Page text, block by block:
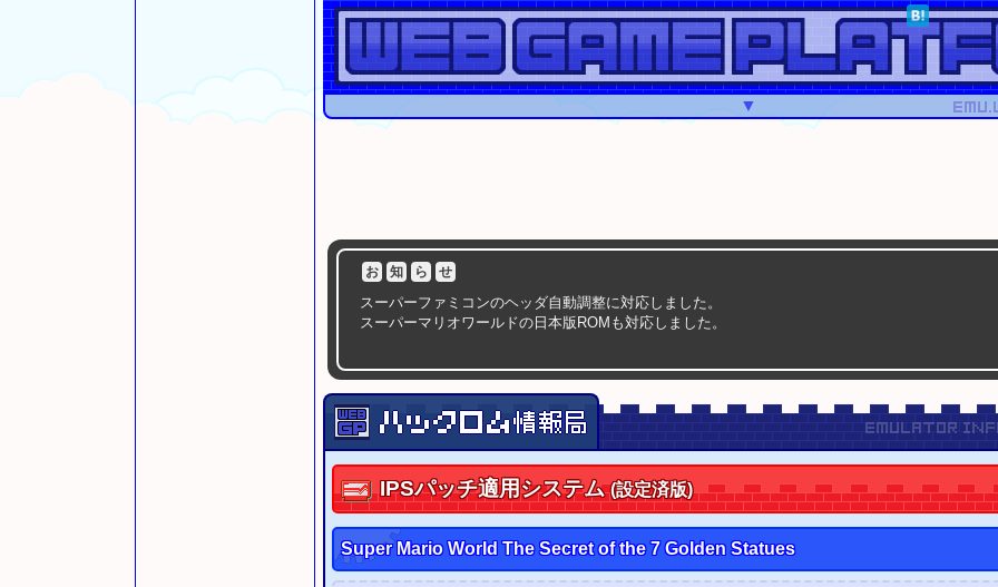
▼
お 知 ら せ
スーパーファミコンのヘッダ自動調整に対応しました。
スーパーマリオワールドの日本版ROMも対応しました。
スーパーファミコンのROMは、ヘッダの有無を確認してから適用して下さい。
SMC(SFC/SNES)ヘッダの付加・削除システム
スーパーマリオワールドのROMは、ハッシュを確認してから適用して下さい。
スーパーマリオワールド USA版 ハッシュチェッカー
IPSパッチ適用システム(設定済版)
Super Mario World The Secret of the 7 Golden Statues